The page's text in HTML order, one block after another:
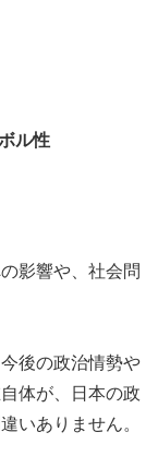
ル性
影響や、社会問
後の政治情勢や
体が、日本の政
いありません。